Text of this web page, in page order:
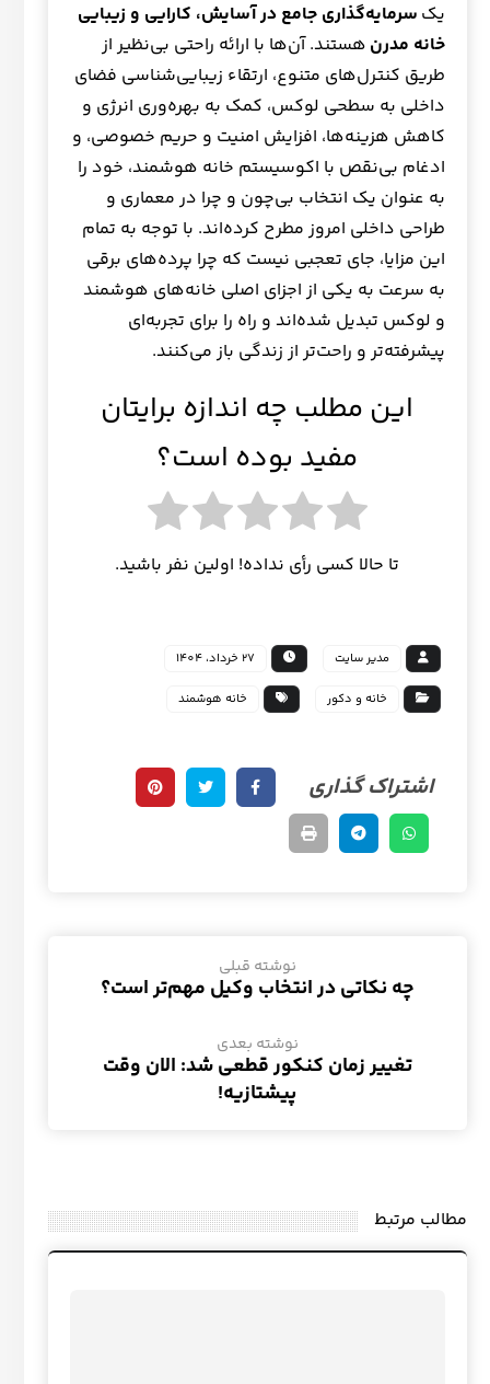
یک سرمایه‌گذاری جامع در آسایش، کارایی و زیبایی
خانه مدرن هستند. آن‌ها با ارائه راحتی بی‌نظیر از
طریق کنترل‌های متنوع، ارتقاء زیبایی‌شناسی فضای
داخلی به سطحی لوکس، کمک به بهره‌وری انرژی و
کاهش هزینه‌ها، افزایش امنیت و حریم خصوصی، و
ادغام بی‌نقص با اکوسیستم خانه هوشمند، خود را
به عنوان یک انتخاب بی‌چون و چرا در معماری و
طراحی داخلی امروز مطرح کرده‌اند. با توجه به تمام
این مزایا، جای تعجبی نیست که چرا پرده‌های برقی
به سرعت به یکی از اجزای اصلی خانه‌های هوشمند
و لوکس تبدیل شده‌اند و راه را برای تجربه‌ای
پیشرفته‌تر و راحت‌تر از زندگی باز می‌کنند.
این مطلب چه اندازه برایتان
مفید بوده است؟
تا حالا کسی رأی نداده! اولین نفر باشید.
مدیر سایت 27 خرداد، 1404
خانه و دکور خانه هوشمند
نوشته قبلی
چه نکاتی در انتخاب وکیل مهم‌تر است؟
نوشته بعدی
تغییر زمان کنکور قطعی شد: الان وقت
پیشتازیه!
مطالب مرتبط